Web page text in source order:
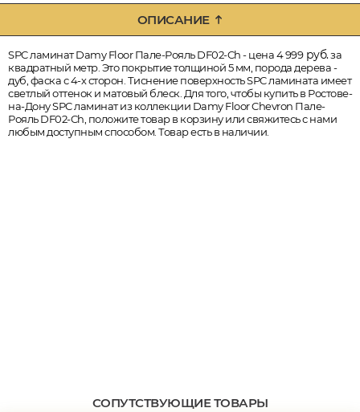
ОПИСАНИЕ
SPC ламинат Damy Floor Пале-Рояль DF02-Ch - цена 4 999руб.за
квадратный метр. Это покрытие толщиной 5 мм, порода дерева -
дуб, фаска с 4-х сторон. Тиснение поверхность SPC ламината имеет
светлый оттенок и матовый блеск. Для того, чтобы купить в Ростове-
на-Дону SPC ламинат из коллекции Damy Floor Chevron Пале-
Рояль DF02-Ch, положите товар в корзину или свяжитесь с нами
любым доступным способом. Товар есть в наличии.
СОПУТСТВУЮЩИЕ ТОВАРЫ